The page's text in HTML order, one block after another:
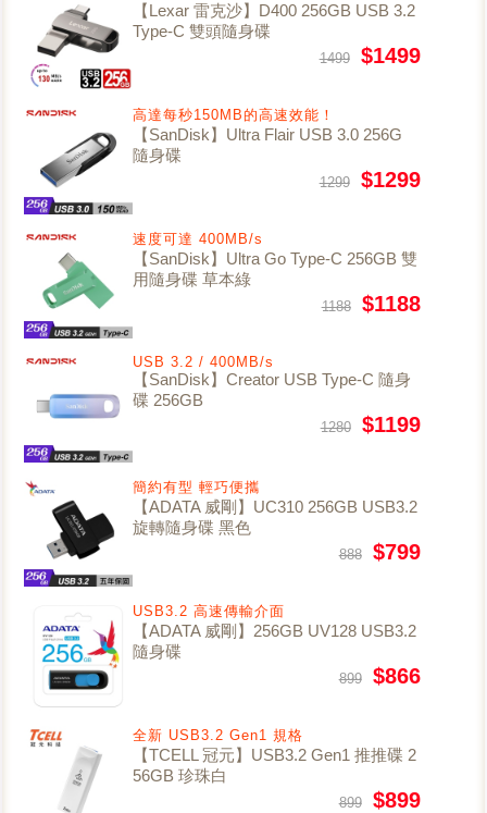
【Lexar 雷克沙】D400 256GB USB 3.2
Type-C 雙頭隨身碟
1499 $1499
高達每秒150MB的高速效能！
【SanDisk】Ultra Flair USB 3.0 256G
隨身碟
1299 $1299
速度可達 400MB/s
【SanDisk】Ultra Go Type-C 256GB 雙
用隨身碟 草本綠
1188 $1188
USB 3.2 / 400MB/s
【SanDisk】Creator USB Type-C 隨身
碟 256GB
1280 $1199
簡約有型 輕巧便攜
【ADATA 威剛】UC310 256GB USB3.2
旋轉隨身碟 黑色
888 $799
USB3.2 高速傳輸介面
【ADATA 威剛】256GB UV128 USB3.2
隨身碟
899 $866
全新 USB3.2 Gen1 規格
【TCELL 冠元】USB3.2 Gen1 推推碟 2
56GB 珍珠白
899 $899